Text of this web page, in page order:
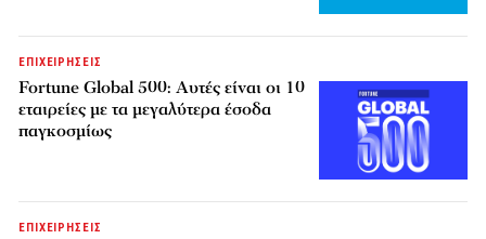
ΕΠΙΧΕΙΡΗΣΕΙΣ
Fortune Global 500: Αυτές είναι οι 10
εταιρείες με τα μεγαλύτερα έσοδα
παγκοσμίως
ΕΠΙΧΕΙΡΗΣΕΙΣ